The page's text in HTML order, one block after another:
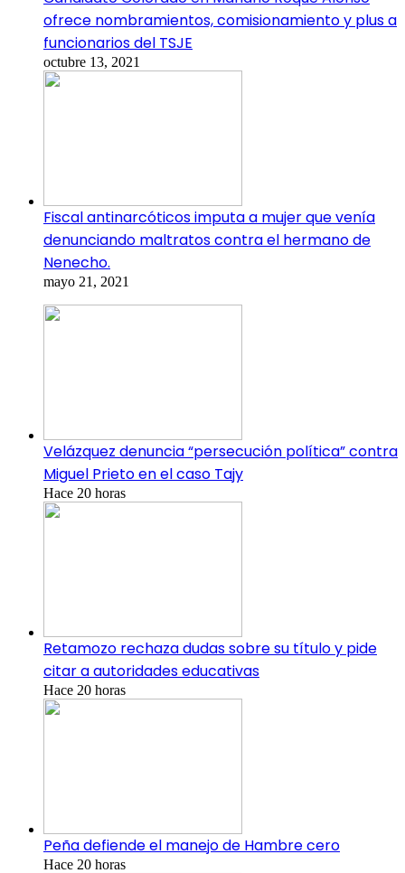
ofrece nombramientos, comisionamiento y plus a
funcionarios del TSJE
octubre 13, 2021
Fiscal antinarcóticos imputa a mujer que venía
denunciando maltratos contra el hermano de
Nenecho.
mayo 21, 2021
Velázquez denuncia “persecución política” contra
Miguel Prieto en el caso Tajy
Hace 20 horas
Retamozo rechaza dudas sobre su título y pide
citar a autoridades educativas
Hace 20 horas
Peña defiende el manejo de Hambre cero
Hace 20 horas